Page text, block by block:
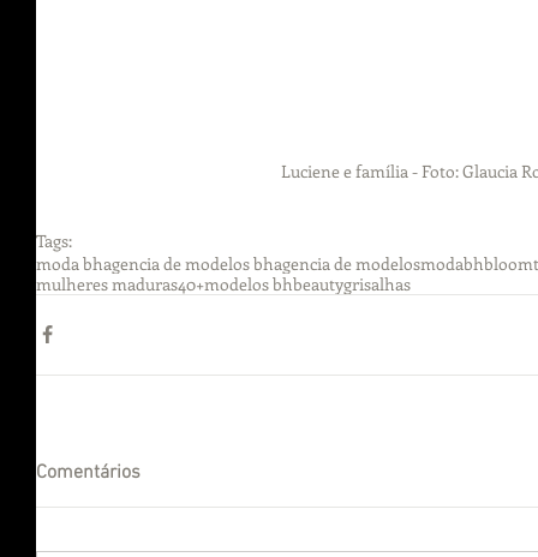
Luciene e família - Foto: Glaucia
Tags:
moda bhagencia de modelos bhagencia de modelosmodabh
mulheres maduras40+modelos bhbeautygrisalhas
Comentários